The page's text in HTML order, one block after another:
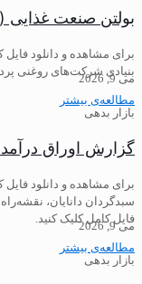
بولتن صنعت
برای مشاهده و دانلود
بنیادی شرکت‌های روغنی
مطالعه‌ی بیشتر
می 9, 2026
بازار بدهی
گزارش اوراق درآمد
سبدگردان دانایان،
فایل کامل کلیک کنید.
مطالعه‌ی بیشتر
می 9, 2026
بازار بدهی